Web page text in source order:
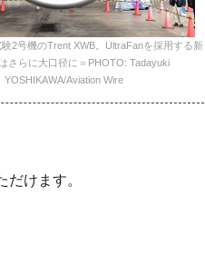
2号機のTrent XWB。UltraFanを採用する新
さらに大口径に＝PHOTO: Tadayuki
YOSHIKAWA/Aviation Wire
だけます。